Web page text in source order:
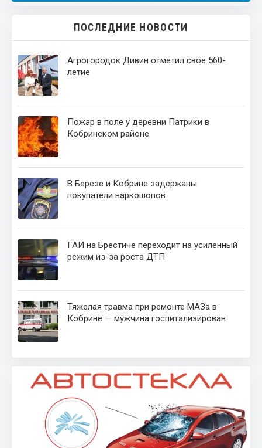
ПОСЛЕДНИЕ НОВОСТИ
Агрогородок Дивин отметил свое 560-
летие
Пожар в поле у деревни Патрики в
Кобринском районе
В Березе и Кобрине задержаны
покупатели наркошопов
ГАИ на Брестиче переходит на усиленный
режим из-за роста ДТП
Тяжелая травма при ремонте МАЗа в
Кобрине — мужчина госпитализирован